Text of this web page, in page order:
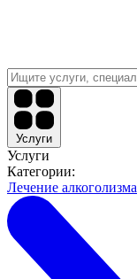
Услуги
Услуги
Категории:
Лечение алкоголизма